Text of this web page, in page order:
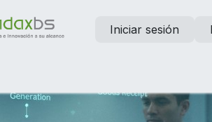
Iniciar sesión